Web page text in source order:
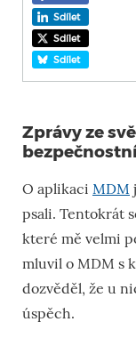
Sdílet
Sdílet
Sdílet
Zprávy ze
O aplikaci MDM
psali. Tentokrát
které mě velmi
mluvil o MDM s
dozvěděl, že u
úspěch.